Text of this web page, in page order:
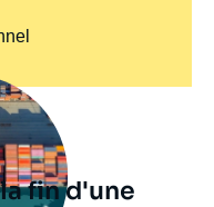
fin d'une